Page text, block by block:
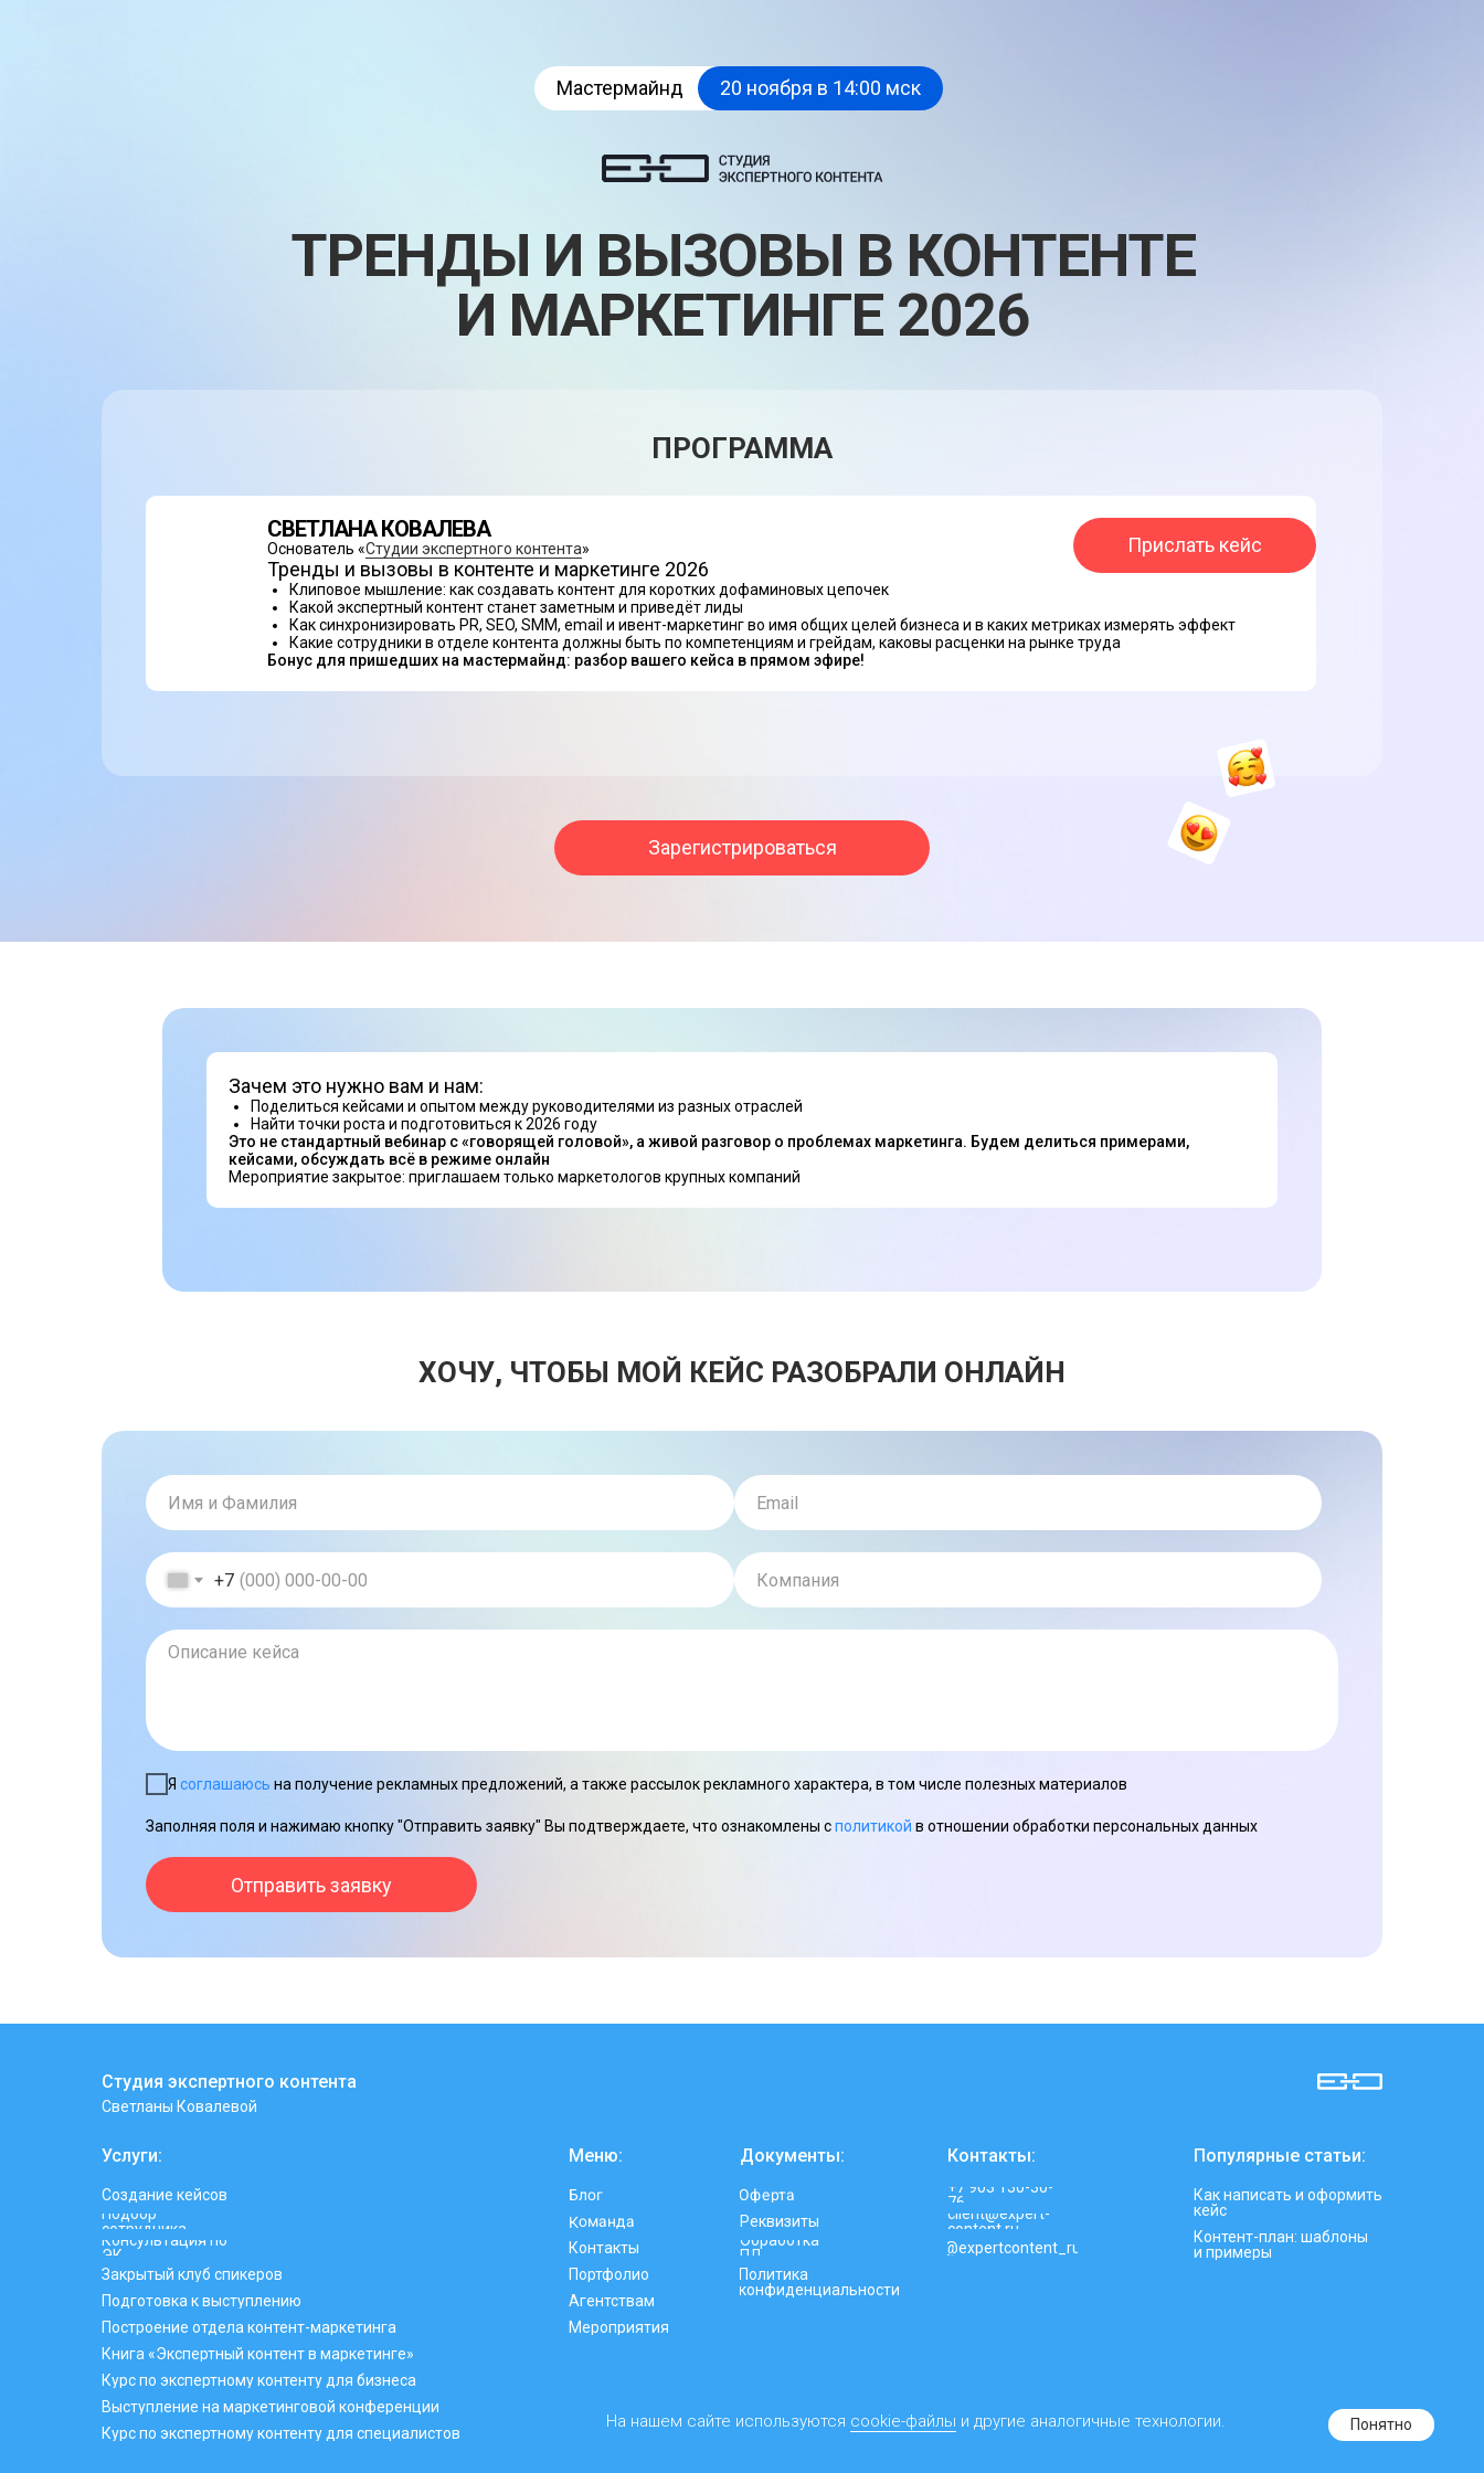
ТРЕНДЫ И ВЫЗОВЫ В КОНТЕНТЕ
И МАРКЕТИНГЕ 2026
ПРОГРАММА
Зарегистрироваться
Мастермайнд 20 ноября в 14:00 мск
СВЕТЛАНА КОВАЛЕВА
Основатель «Студии экспертного контента»
Тренды и вызовы в контенте и маркетинге 2026
Клиповое мышление: как создавать контент для коротких дофаминовых цепочек
Какой экспертный контент станет заметным и приведёт лиды
Как синхронизировать PR, SEO, SMM, email и ивент-маркетинг во имя общих целей бизнеса и в каких метриках измерять эффект
Какие сотрудники в отделе контента должны быть по компетенциям и грейдам, каковы расценки на рынке труда
Бонус для пришедших на мастермайнд: разбор вашего кейса в прямом эфире!
Прислать кейс
Зачем это нужно вам и нам:
Поделиться кейсами и опытом между руководителями из разных отраслей
Найти точки роста и подготовиться к 2026 году
Это не стандартный вебинар с «говорящей головой», а живой разговор о проблемах маркетинга. Будем делиться примерами,
кейсами, обсуждать всё в режиме онлайн
Мероприятие закрытое: приглашаем только маркетологов крупных компаний
ХОЧУ, ЧТОБЫ МОЙ КЕЙС РАЗОБРАЛИ ОНЛАЙН
+7
Я соглашаюсь на получение рекламных предложений, а также рассылок рекламного характера, в том числе полезных материалов
Заполняя поля и нажимаю кнопку "Отправить заявку" Вы подтверждаете, что ознакомлены сполитикой в отношении обработки персональных данных
Отправить заявку
Книга «Экспертный контент в маркетинге»
Построение отдела контент-маркетинга
Курс по экспертному контенту для бизнеса
Курс по экспертному контенту для специалистов
Выступление на маркетинговой конференции
Создание кейсов
Подбор
сотрудника
Консультация по
ЭК
Закрытый клуб спикеров
Подготовка к выступлению
Услуги:
Блог
Команда
Контакты
Портфолио
Агентствам
Мероприятия
Меню:
Оферта
Реквизиты
Обработка
ПД
Политика
конфиденциальности
Документы:
+7 903 130-30-
76
client@expert-
content.ru
@expertcontent_ru
Контакты:
Как написать и оформить
кейс
Контент-план: шаблоны
и примеры
Популярные статьи:
Светланы Ковалевой
Студия экспертного контента
На нашем сайте используются cookie-файлы и другие аналогичные технологии. Понятно